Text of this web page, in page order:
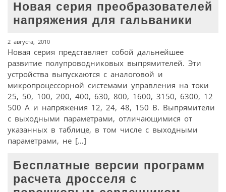
Новая серия преобразователей
напряжения для гальваники
2 августа, 2010
Новая серия представляет собой дальнейшее
развитие полупроводниковых выпрямителей. Эти
устройства выпускаются с аналоговой и
микропроцессорной системами управления на токи
25, 50, 100, 200, 400, 630, 800, 1600, 3150, 6300, 12
500 А и напряжения 12, 24, 48, 150 В. Выпрямители
с выходными параметрами, отличающимися от
указанных в таблице, в том числе с выходными
параметрами, не […]
Бесплатные версии программ
расчета дросселя с